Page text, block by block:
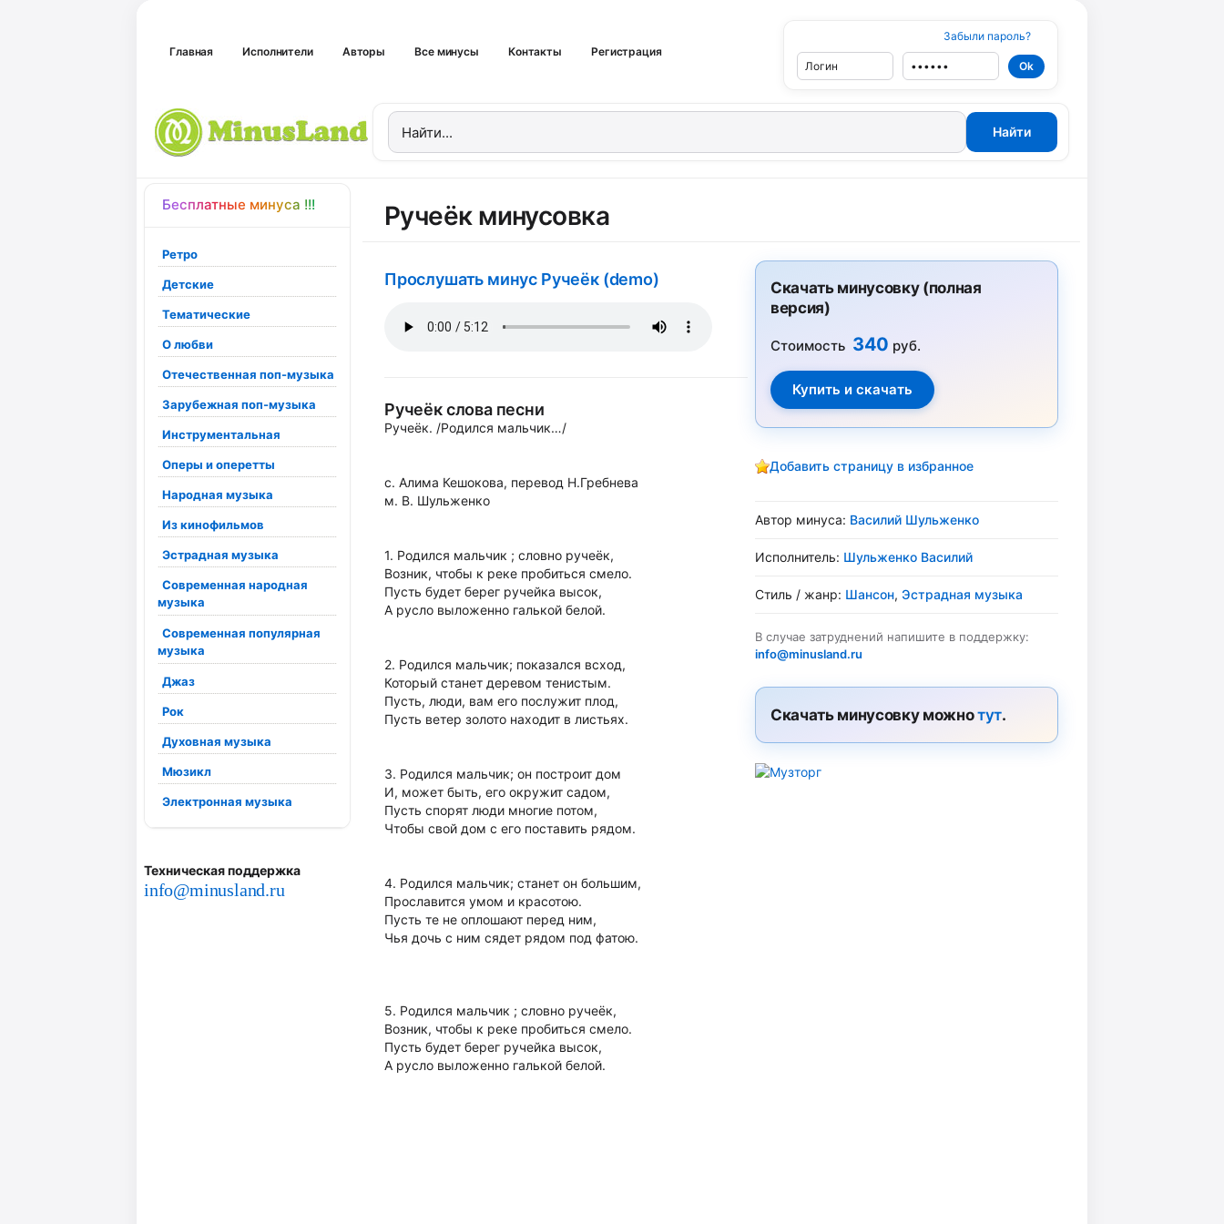
Главная Исполнители Авторы Все минусы Контакты Регистрация
Забыли пароль?
Бесплатные минуса !!!
Ретро
Детские
Тематические
О любви
Отечественная поп-музыка
Зарубежная поп-музыка
Инструментальная
Оперы и оперетты
Народная музыка
Из кинофильмов
Эстрадная музыка
Современная народная
музыка
Современная популярная
музыка
Джаз
Рок
Духовная музыка
Мюзикл
Электронная музыка
Техническая поддержка
info@minusland.ru
Ручеёк минусовка
Прослушать минус Ручеёк (demo)
Ручеёк слова песни
Ручеёк. /Родился мальчик…/
с. Алима Кешокова, перевод Н.Гребнева
м. В. Шульженко
1. Родился мальчик ; словно ручеёк,
Возник, чтобы к реке пробиться смело.
Пусть будет берег ручейка высок,
А русло выложенно галькой белой.
2. Родился мальчик; показался всход,
Который станет деревом тенистым.
Пусть, люди, вам его послужит плод,
Пусть ветер золото находит в листьях.
3. Родился мальчик; он построит дом
И, может быть, его окружит садом,
Пусть спорят люди многие потом,
Чтобы свой дом с его поставить рядом.
4. Родился мальчик; станет он большим,
Прославится умом и красотою.
Пусть те не оплошают перед ним,
Чья дочь с ним сядет рядом под фатою.
5. Родился мальчик ; словно ручеёк,
Возник, чтобы к реке пробиться смело.
Пусть будет берег ручейка высок,
А русло выложенно галькой белой.
Скачать минусовку (полная
версия)
Стоимость 340 руб.
Добавить страницу в избранное
Автор минуса: Василий Шульженко
Исполнитель: Шульженко Василий
Стиль / жанр: Шансон, Эстрадная музыка
В случае затруднений напишите в поддержку:
info@minusland.ru
Скачать минусовку можнотут.